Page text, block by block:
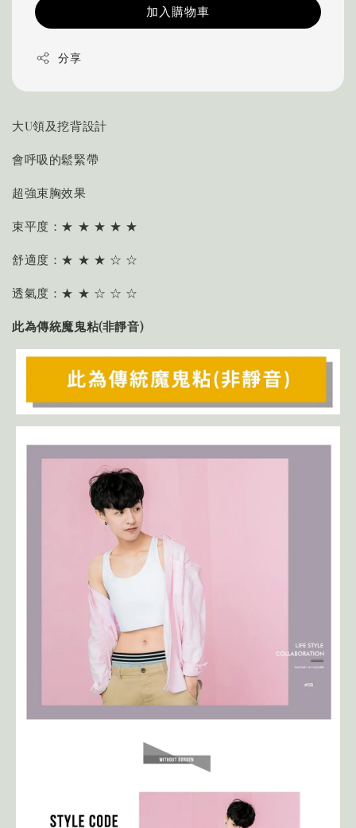
加入購物車
分享
大U領及挖背設計
會呼吸的鬆緊帶
超強束胸效果
束平度：★ ★ ★ ★ ★
舒適度：★ ★ ★ ☆ ☆
透氣度：★ ★ ☆ ☆ ☆
此為傳統魔鬼粘(非靜音)